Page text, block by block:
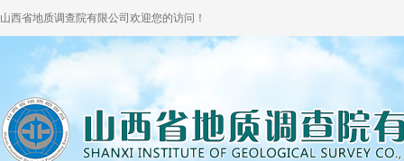
山西省地质调查院有限公司欢迎您的访问！